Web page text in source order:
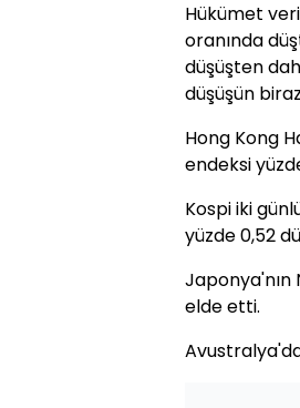
Hükümet
oranında
düşüşten
düşüşün
Hong Kong
endeksi
Kospi iki
yüzde 0,52
Japonya'nın
elde etti.